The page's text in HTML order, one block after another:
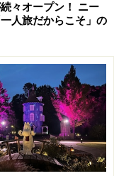
々オープン！ ニー
人旅だからこそ」の